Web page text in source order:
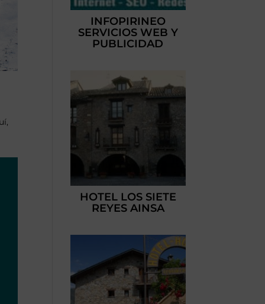
INFOPIRINEO
SERVICIOS WEB Y
PUBLICIDAD
HOTEL LOS SIETE
REYES AINSA